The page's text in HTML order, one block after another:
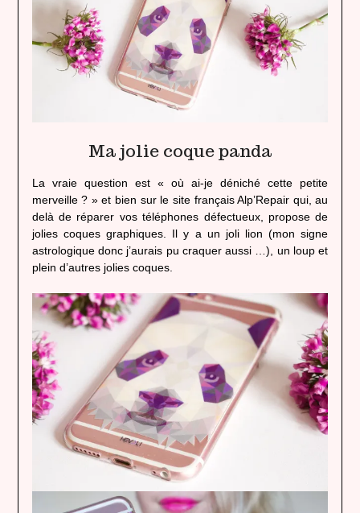
Ma jolie coque panda
La vraie question est « où ai-je déniché cette petite
merveille ? » et bien sur le site français Alp’Repair qui, au
delà de réparer vos téléphones défectueux, propose de
jolies coques graphiques. Il y a un joli lion (mon signe
astrologique donc j’aurais pu craquer aussi …), un loup et
plein d’autres jolies coques.